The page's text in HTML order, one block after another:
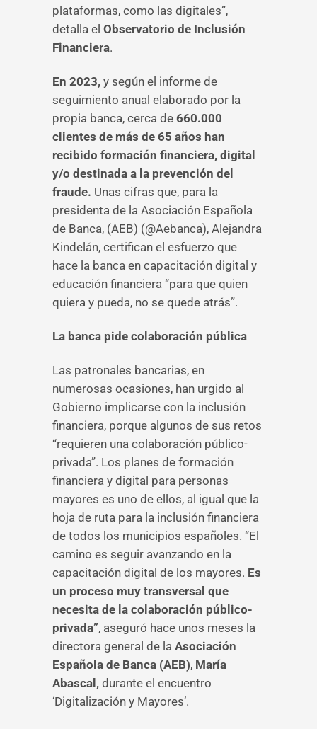
plataformas, como las digitales”,
detalla el Observatorio de Inclusión
Financiera.
En 2023, y según el informe de
seguimiento anual elaborado por la
propia banca, cerca de 660.000
clientes de más de 65 años han
recibido formación financiera, digital
y/o destinada a la prevención del
fraude. Unas cifras que, para la
presidenta de la Asociación Española
de Banca, (AEB) (@Aebanca), Alejandra
Kindelán, certifican el esfuerzo que
hace la banca en capacitación digital y
educación financiera “para que quien
quiera y pueda, no se quede atrás”.
La banca pide colaboración pública
Las patronales bancarias, en
numerosas ocasiones, han urgido al
Gobierno implicarse con la inclusión
financiera, porque algunos de sus retos
“requieren una colaboración público-
privada”. Los planes de formación
financiera y digital para personas
mayores es uno de ellos, al igual que la
hoja de ruta para la inclusión financiera
de todos los municipios españoles. “El
camino es seguir avanzando en la
capacitación digital de los mayores. Es
un proceso muy transversal que
necesita de la colaboración público-
privada”, aseguró hace unos meses la
directora general de la Asociación
Española de Banca (AEB), María
Abascal, durante el encuentro
‘Digitalización y Mayores’.